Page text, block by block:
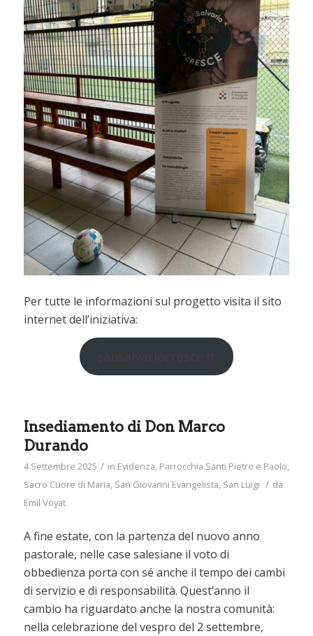
Per tutte le informazioni sul progetto visita il sito
internet dell’iniziativa:
Insediamento di Don Marco
Durando
4 Settembre 2025 / in Evidenza, Parrocchia Santi Pietro e Paolo,
Sacro Cuore di Maria, San Giovanni Evangelista, San Luigi / da
Emil Voyat
A fine estate, con la partenza del nuovo anno
pastorale, nelle case salesiane il voto di
obbedienza porta con sé anche il tempo dei cambi
di servizio e di responsabilità. Quest’anno il
cambio ha riguardato anche la nostra comunità:
nella celebrazione del vespro del 2 settembre,